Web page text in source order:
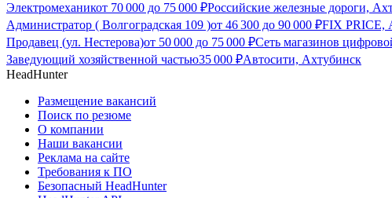
Электромеханикот 70 000 до 75 000 ₽Российские железные дороги,
Администратор ( Волгоградская 109 )от 46 300 до 90 000 ₽FIX PRICE,
Продавец (ул. Нестерова)от 50 000 до 75 000 ₽Сеть магазинов
Заведующий хозяйственной частью35 000 ₽Автосити, Ахтубинск
HeadHunter
Размещение вакансий
Поиск по резюме
О компании
Наши вакансии
Реклама на сайте
Требования к ПО
Безопасный HeadHunter